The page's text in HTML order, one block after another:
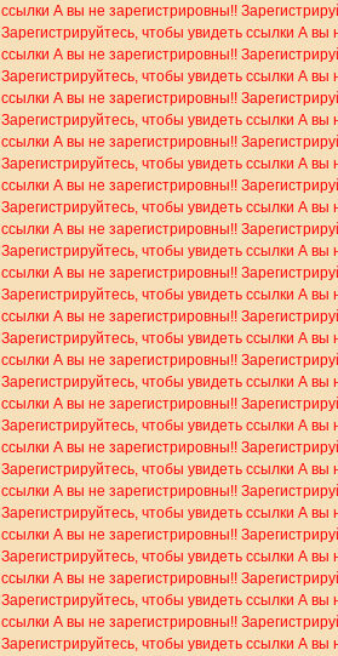
ссылки А вы не зарегистрировны!!
Зарегистрируйтесь, чтобы увидеть ссылки А вы
ссылки А вы не зарегистрировны!!
Зарегистрируйтесь, чтобы увидеть ссылки А вы
ссылки А вы не зарегистрировны!!
Зарегистрируйтесь, чтобы увидеть ссылки А вы
ссылки А вы не зарегистрировны!!
Зарегистрируйтесь, чтобы увидеть ссылки А вы
ссылки А вы не зарегистрировны!!
Зарегистрируйтесь, чтобы увидеть ссылки А вы
ссылки А вы не зарегистрировны!!
Зарегистрируйтесь, чтобы увидеть ссылки А вы
ссылки А вы не зарегистрировны!!
Зарегистрируйтесь, чтобы увидеть ссылки А вы
ссылки А вы не зарегистрировны!!
Зарегистрируйтесь, чтобы увидеть ссылки А вы
ссылки А вы не зарегистрировны!!
Зарегистрируйтесь, чтобы увидеть ссылки А вы
ссылки А вы не зарегистрировны!!
Зарегистрируйтесь, чтобы увидеть ссылки А вы
ссылки А вы не зарегистрировны!!
Зарегистрируйтесь, чтобы увидеть ссылки А вы
ссылки А вы не зарегистрировны!!
Зарегистрируйтесь, чтобы увидеть ссылки А вы
ссылки А вы не зарегистрировны!!
Зарегистрируйтесь, чтобы увидеть ссылки А вы
ссылки А вы не зарегистрировны!!
Зарегистрируйтесь, чтобы увидеть ссылки А вы
ссылки А вы не зарегистрировны!!
Зарегистрируйтесь, чтобы увидеть ссылки А вы